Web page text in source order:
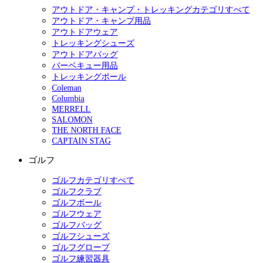
アウトドア・キャンプ・トレッキングカテゴリすべて
アウトドア・キャンプ用品
アウトドアウェア
トレッキングシューズ
アウトドアバッグ
バーベキュー用品
トレッキングポール
Coleman
Columbia
MERRELL
SALOMON
THE NORTH FACE
CAPTAIN STAG
ゴルフ
ゴルフカテゴリすべて
ゴルフクラブ
ゴルフボール
ゴルフウェア
ゴルフバッグ
ゴルフシューズ
ゴルフグローブ
ゴルフ練習器具